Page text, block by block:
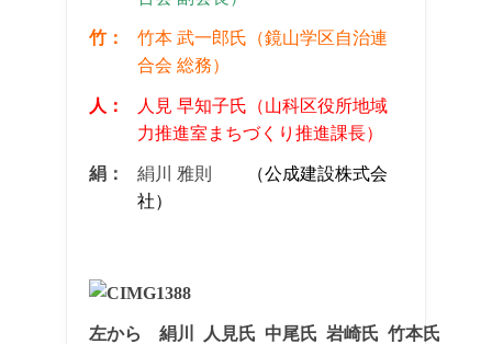
竹：
竹本 武一郎氏（鏡山学区自治連
合会 総務）
人：
人見 早知子氏（山科区役所地域
力推進室まちづくり推進課長）
絹： 絹川 雅則
（公成建設株式会
社）
左から 絹川 人見氏 中尾氏 岩崎氏 竹本氏